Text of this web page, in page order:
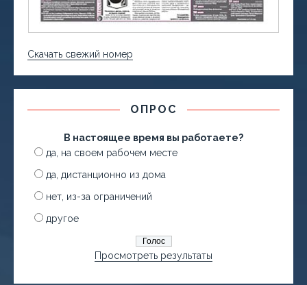
Скачать свежий номер
ОПРОС
В настоящее время вы работаете?
да, на своем рабочем месте
да, дистанционно из дома
нет, из-за ограничений
другое
Просмотреть результаты